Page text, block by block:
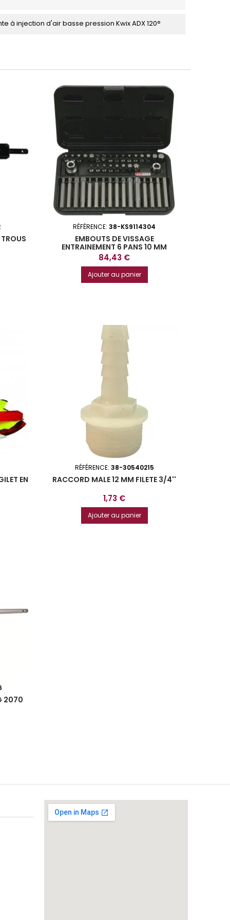
à injection d'air basse pression Kwix ADX 120°
RÉFÉRENCE:38-KS9114304
EMBOUTS DE VISSAGE
ENTRAINEMENT 6 PANS 10 MM
COFFRET DE 42 PIECES KS TOOLS
Prix
84,43 €
Ajouter au panier
EN
RÉFÉRENCE: 38-30540215
RACCORD MALE 12 MM FILETE 3/4''
Prix
1,73 €
Ajouter au panier
2070